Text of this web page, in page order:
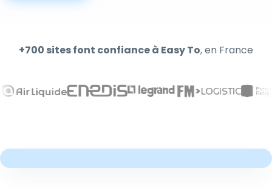
+700 sites font confiance à Easy To, en France